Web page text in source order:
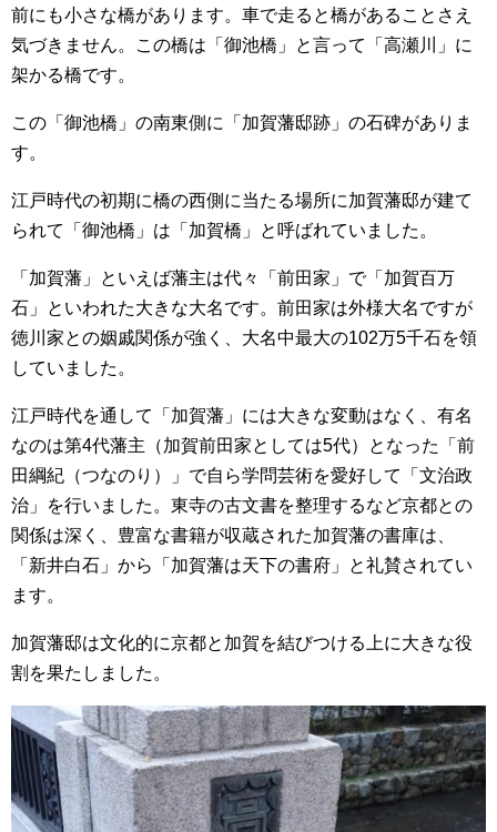
前にも小さな橋があります。車で走ると橋があることさえ
気づきません。この橋は「御池橋」と言って「高瀬川」に
架かる橋です。
この「御池橋」の南東側に「加賀藩邸跡」の石碑がありま
す。
江戸時代の初期に橋の西側に当たる場所に加賀藩邸が建て
られて「御池橋」は「加賀橋」と呼ばれていました。
「加賀藩」といえば藩主は代々「前田家」で「加賀百万
石」といわれた大きな大名です。前田家は外様大名ですが
徳川家との姻戚関係が強く、大名中最大の102万5千石を領
していました。
江戸時代を通して「加賀藩」には大きな変動はなく、有名
なのは第4代藩主（加賀前田家としては5代）となった「前
田綱紀（つなのり）」で自ら学問芸術を愛好して「文治政
治」を行いました。東寺の古文書を整理するなど京都との
関係は深く、豊富な書籍が収蔵された加賀藩の書庫は、
「新井白石」から「加賀藩は天下の書府」と礼賛されてい
ます。
加賀藩邸は文化的に京都と加賀を結びつける上に大きな役
割を果たしました。